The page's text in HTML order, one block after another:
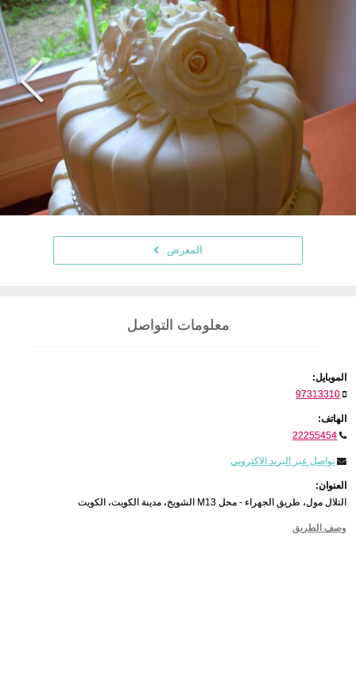
المعرض
معلومات التواصل
الموبايل:
97313310
الهاتف:
22255454
تواصل عبر البريد الاكتروني
العنوان:
التلال مول، طريق الجهراء - محل M13 الشويخ، مدينة الكويت، الكويت
وصف الطريق